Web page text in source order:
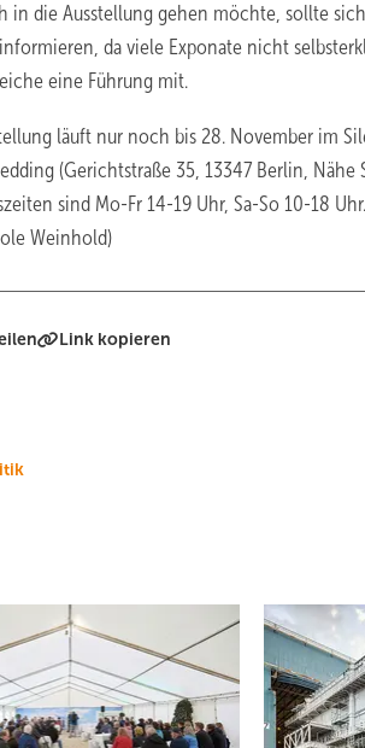
in die Ausstellung gehen möchte, sollte
da viele Exponate nicht
eine Führung mit.
läuft nur noch bis 28. November im
(Gerichtstraße 35, 13347 Berlin, Nähe
sind Mo-Fr 14-19 Uhr, Sa-So 10-18
Weinhold)
Link kopieren